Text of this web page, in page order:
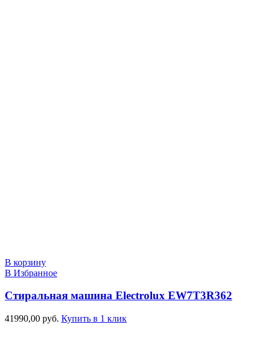
В корзину
В Избранное
Стиральная машина Electrolux EW7T3R362
41990,00 руб. Купить в 1 клик